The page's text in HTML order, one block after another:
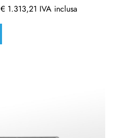
€1.313,21 IVA inclusa